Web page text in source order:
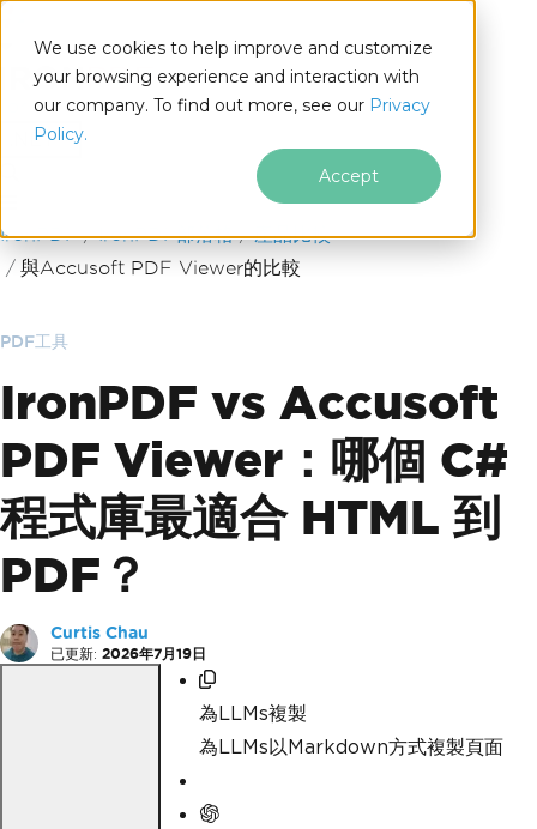
We use cookies to help improve and customize
your browsing experience and interaction with
our company. To find out more, see our Privacy
Policy.
Accept
.NET
跳至頁尾內容
IronPDF IronPDF部落格
產品比較
與Accusoft PDF Viewer的比較
PDF工具
IronPDF vs Accusoft
PDF Viewer：哪個 C#
程式庫最適合 HTML 到
PDF？
Curtis Chau
已更新: 2026年7月19日
為LLMs複製
為LLMs以Markdown方式複製頁面